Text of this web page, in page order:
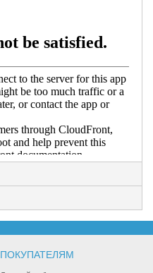
ПОКУПАТЕЛЯМ